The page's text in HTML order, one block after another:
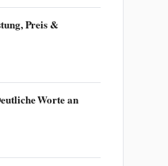
Preis &
Worte an